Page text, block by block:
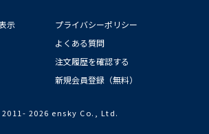
示
プライバシーポリシー
よくある質問
注文履歴を確認する
新規会員登録（無料）
2026 ensky Co., Ltd.